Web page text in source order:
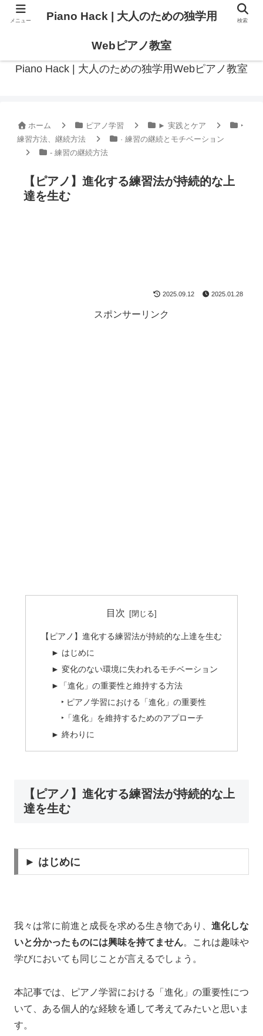
Piano Hack | 大人のための独学用Webピアノ教室
ホーム ピアノ学習 ► 実践とケア
‣
練習方法、継続方法
· 練習の継続とモチベーション
- 練習の継続方法
【ピアノ】進化する練習法が持続的な上
達を生む
2025.09.12 2025.01.28
スポンサーリンク
目次
【ピアノ】進化する練習法が持続的な上達を生む
► はじめに
► 変化のない環境に失われるモチベーション
►「進化」の重要性と維持する方法
‣ ピアノ学習における「進化」の重要性
‣「進化」を維持するためのアプローチ
► 終わりに
【ピアノ】進化する練習法が持続的な上
達を生む
► はじめに
我々は常に前進と成長を求める生き物であり、 進化しな
いと分かったものには興味を持てません。これは趣味や
学びにおいても同じことが言えるでしょう。
本記事では、ピアノ学習における「進化」の重要性につ
いて、ある個人的な経験を通して考えてみたいと思いま
す。
メニュー Piano Hack | 大人のための独学用
Webピアノ教室
検索